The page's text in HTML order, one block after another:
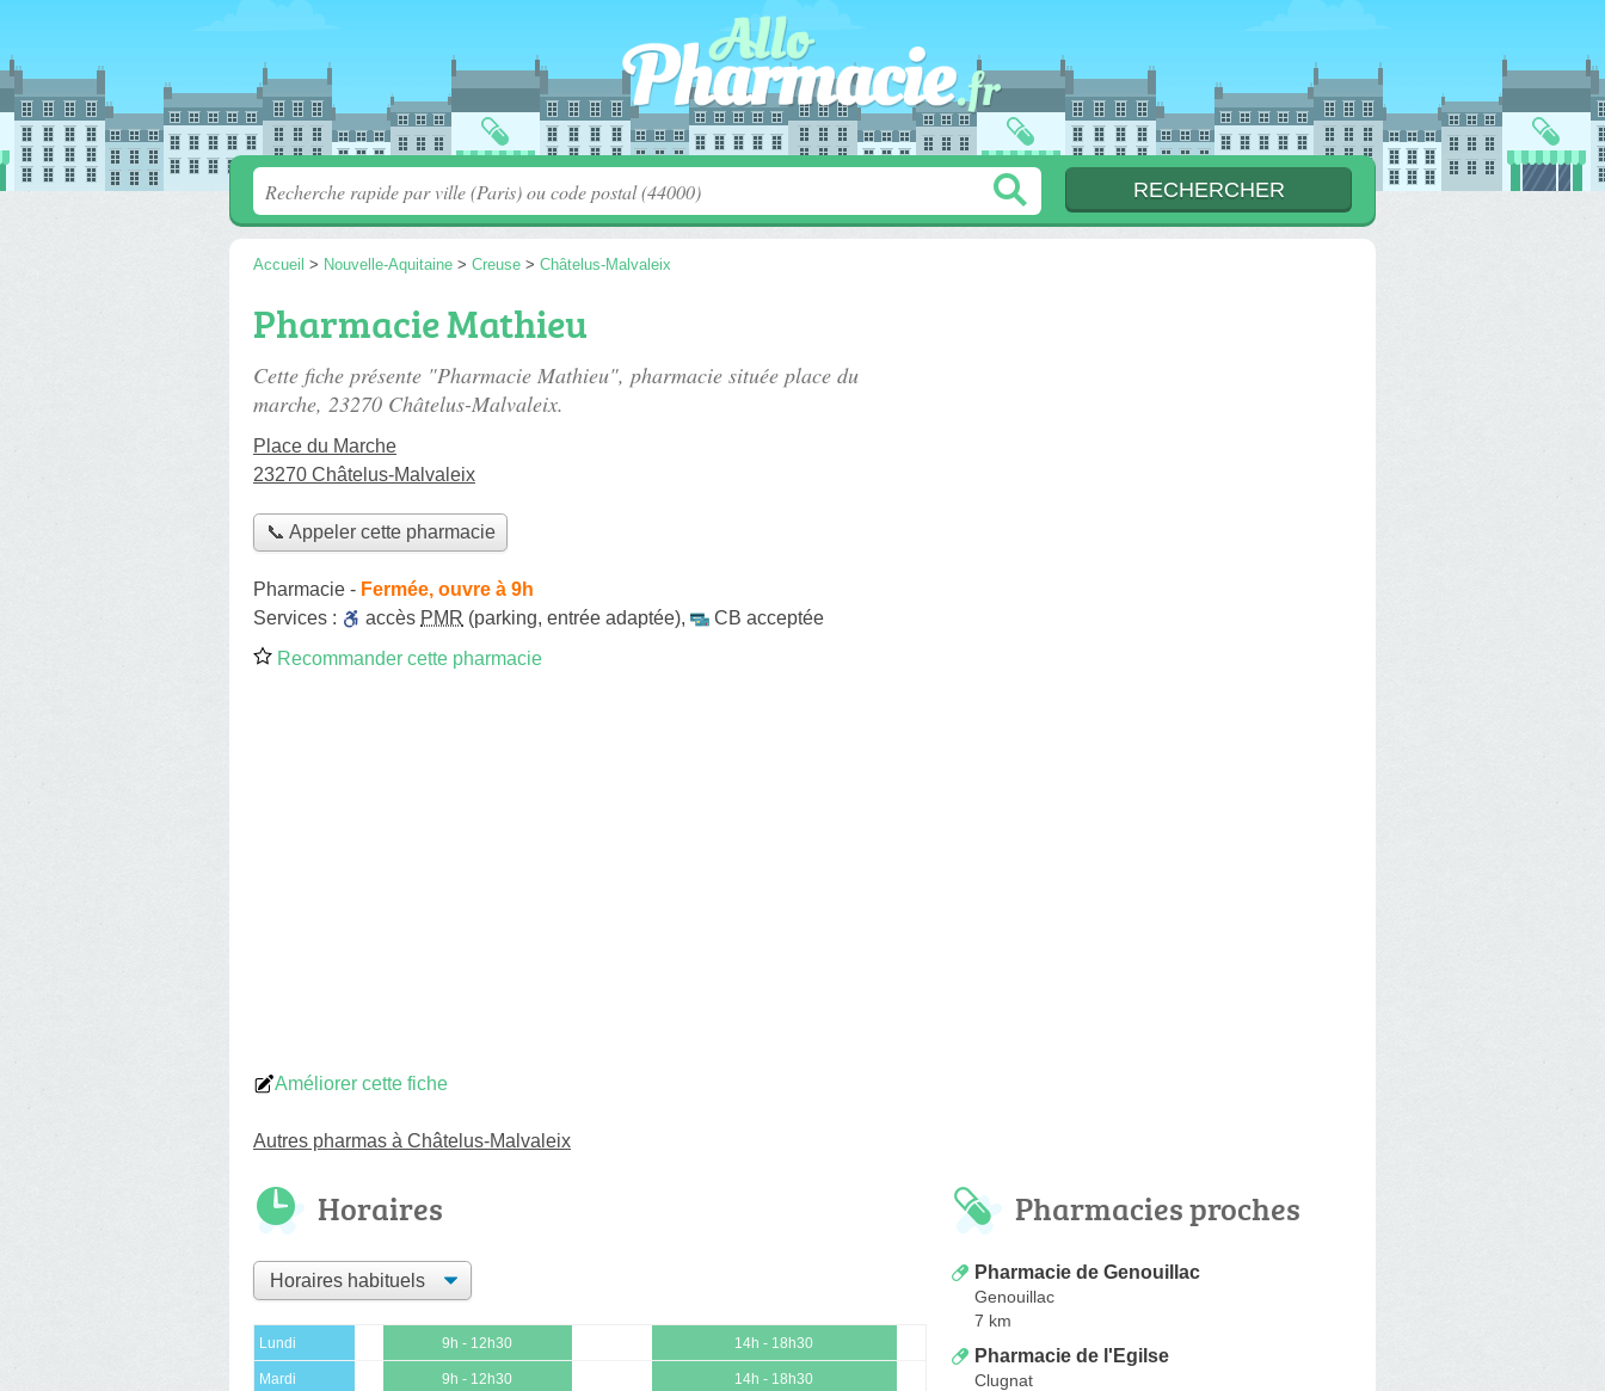
Accueil > Nouvelle-Aquitaine > Creuse > Châtelus-Malvaleix
Pharmacie Mathieu
Cette fiche présente "Pharmacie Mathieu", pharmacie située place du
marche, 23270 Châtelus-Malvaleix.
Place du Marche
23270 Châtelus-Malvaleix
📞 Appeler cette pharmacie
Pharmacie - Fermée, ouvre à 9h
Services :
accès PMR (parking, entrée adaptée),
CB acceptée
Recommander cette pharmacie
Améliorer cette fiche
Autres pharmas à Châtelus-Malvaleix
Horaires
Lundi 9h - 12h30 14h - 18h30
Mardi 9h - 12h30 14h - 18h30
Pharmacies proches
Pharmacie de Genouillac
Genouillac
7 km
Pharmacie de l'Egilse
Clugnat